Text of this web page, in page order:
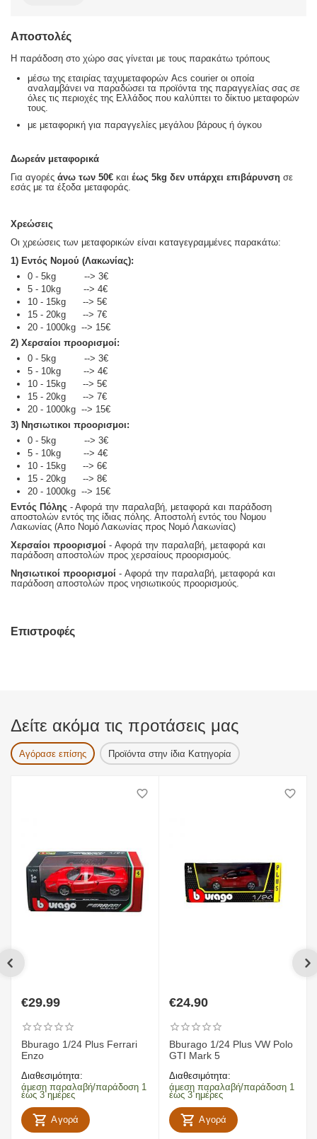
Αποστολές
Η παράδοση στο χώρο σας γίνεται με τους παρακάτω τρόπους
μέσω της εταιρίας ταχυμεταφορών Acs courier οι οποία
αναλαμβάνει να παραδώσει τα προϊόντα της παραγγελίας σας σε
όλες τις περιοχές της Ελλάδος που καλύπτει το δίκτυο μεταφορών
τους.
με μεταφορική για παραγγελίες μεγάλου βάρους ή όγκου
Δωρεάν μεταφορικά
Για αγορέςάνω των 50€ καιέως 5kg δεν υπάρχει επιβάρυνση σε
εσάς με τα έξοδα μεταφοράς.
Χρεώσεις
Οι χρεώσεις των μεταφορικών είναι καταγεγραμμένες παρακάτω:
1) Εντός Νομού (Λακωνίας):
0 - 5kg --> 3€
5 - 10kg --> 4€
10 - 15kg --> 5€
15 - 20kg --> 7€
20 - 1000kg --> 15€
2) Χερσαίοι προορισμοί:
0 - 5kg --> 3€
5 - 10kg --> 4€
10 - 15kg --> 5€
15 - 20kg --> 7€
20 - 1000kg --> 15€
3) Νησιωτικοι προορισμοι:
0 - 5kg --> 3€
5 - 10kg --> 4€
10 - 15kg --> 6€
15 - 20kg --> 8€
20 - 1000kg --> 15€
Εντός Πόλης - Αφορά την παραλαβή, μεταφορά και παράδοση
αποστολών εντός της ίδιας πόλης. Αποστολή εντός του Νομου
Λακωνίας (Απο Νομό Λακωνίας προς Νομό Λακωνίας)
Χερσαίοι προορισμοί - Αφορά την παραλαβή, μεταφορά και
παράδοση αποστολών προς χερσαίους προορισμούς.
Νησιωτικοί προορισμοί - Αφορά την παραλαβή, μεταφορά και
παράδοση αποστολών προς νησιωτικούς προορισμούς.
Επιστροφές
Δείτε ακόμα τις προτάσεις μας
Αγόρασε επίσης Προϊόντα στην ίδια Κατηγορία
€29.99
Bburago 1/24 Plus Ferrari
Enzo
Διαθεσιμότητα:
άμεση παραλαβή/παράδοση 1
έως 3 ημέρες
Αγορά
€24.90
Bburago 1/24 Plus VW Polo
GTI Mark 5
Διαθεσιμότητα:
άμεση παραλαβή/παράδοση 1
έως 3 ημέρες
Αγορά